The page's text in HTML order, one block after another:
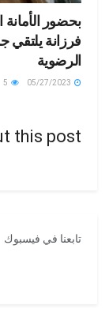
بحضور
فرزانة يلتقي
الرضوية
this post
تابعنا في فيسبوك